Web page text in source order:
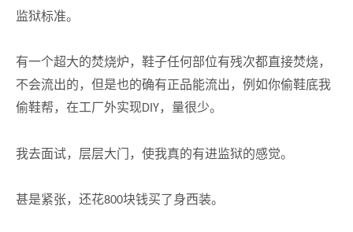
监狱标准。
有一个超大的焚烧炉，鞋子任何部位有残次都直接焚烧，
不会流出的，但是也的确有正品能流出，例如你偷鞋底我
偷鞋帮，在工厂外实现DIY，量很少。
我去面试，层层大门，使我真的有进监狱的感觉。
甚是紧张，还花800块钱买了身西装。